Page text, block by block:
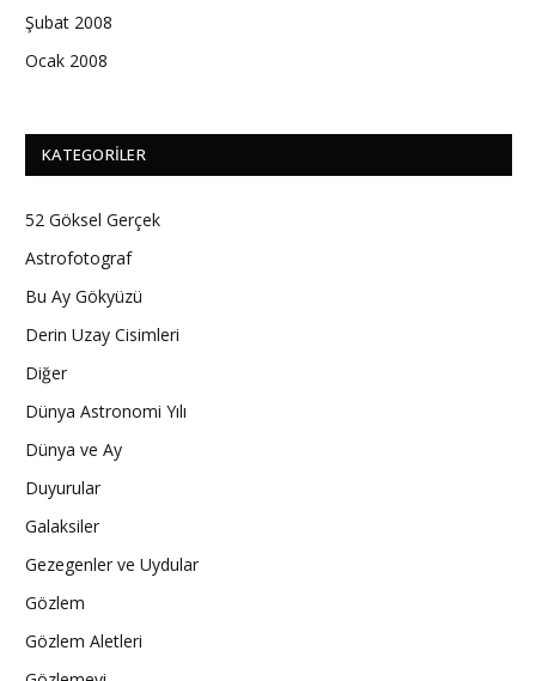
Şubat 2008
Ocak 2008
KATEGORILER
52 Göksel Gerçek
Astrofotograf
Bu Ay Gökyüzü
Derin Uzay Cisimleri
Diğer
Dünya Astronomi Yılı
Dünya ve Ay
Duyurular
Galaksiler
Gezegenler ve Uydular
Gözlem
Gözlem Aletleri